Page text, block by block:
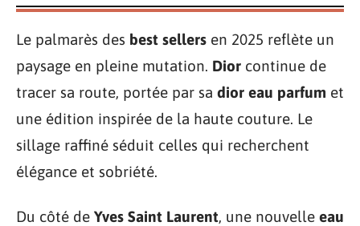
Le palmarès des best sellers en 2025 reflète un
paysage en pleine mutation. Dior continue de
tracer sa route, portée par sa dior eau parfum et
une édition inspirée de la haute couture. Le
sillage raffiné séduit celles qui recherchent
élégance et sobriété.
Du côté de Yves Saint Laurent, une nouvelle eau